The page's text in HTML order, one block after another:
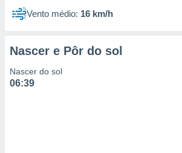
Vento médio: 16 km/h
Nascer e Pôr do sol
Nascer do sol
06:39